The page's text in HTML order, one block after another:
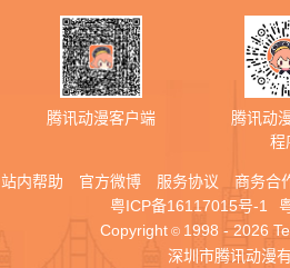
腾讯动漫客户端
腾讯动
程
站内帮助 官方微博 服务协议 商务合
粤ICP备16117015号-1
Copyright © 1998 - 2026
深圳市腾讯动漫